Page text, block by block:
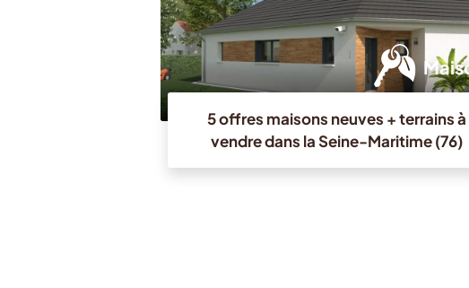
5 offres maisons neuves + terrains à
vendre dans la Seine-Maritime (76)